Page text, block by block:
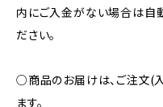
内にご入金がない場合は自
ださい。
○商品のお届けは、ご注文(
ます。